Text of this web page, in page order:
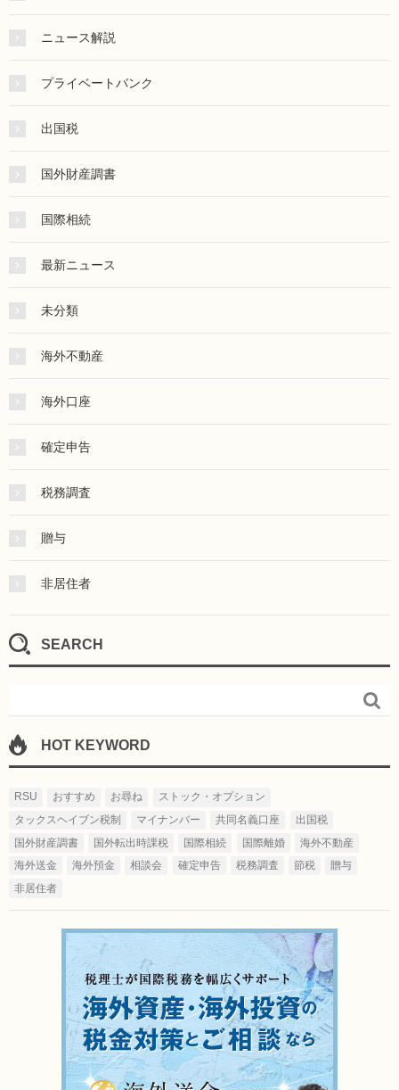
ニュース解説
プライベートバンク
出国税
国外財産調書
国際相続
最新ニュース
未分類
海外不動産
海外口座
確定申告
税務調査
贈与
非居住者
SEARCH

HOT KEYWORD
RSU おすすめ お尋ね
ストック・オプション
タックスヘイブン税制
マイナンバー 共同名義口座
出国税
国外財産調書
国外転出時課税 国際相続 国際離婚
海外不動産
海外送金
海外預金 相談会 確定申告 税務調査 節税
贈与
非居住者